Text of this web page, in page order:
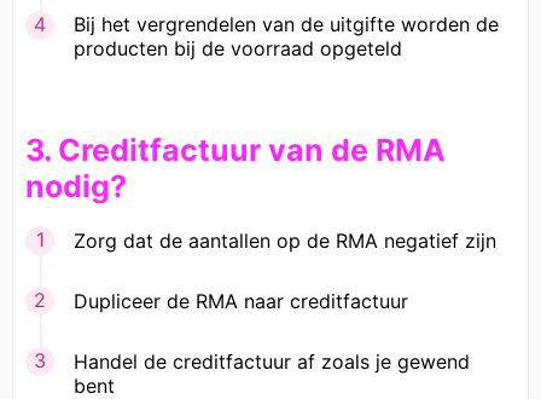
Bij het vergrendelen van de uitgifte worden de
producten bij de voorraad opgeteld
3. Creditfactuur van de RMA
nodig?
Zorg dat de aantallen op de RMA negatief zijn
Dupliceer de RMA naar creditfactuur
Handel de creditfactuur af zoals je gewend
bent